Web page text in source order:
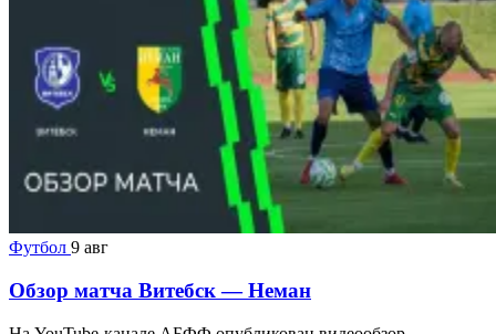
Футбол 9 авг
Обзор матча Витебск — Неман